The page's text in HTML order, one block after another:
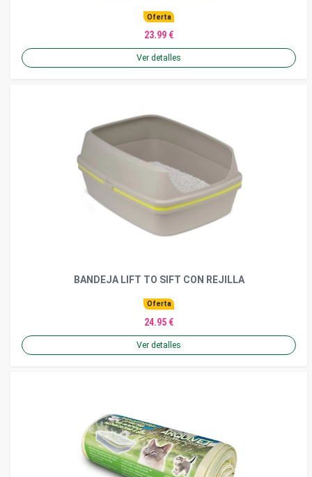
Oferta
23.99 €
Ver detalles
BANDEJA LIFT TO SIFT CON REJILLA
Oferta
24.95 €
Ver detalles